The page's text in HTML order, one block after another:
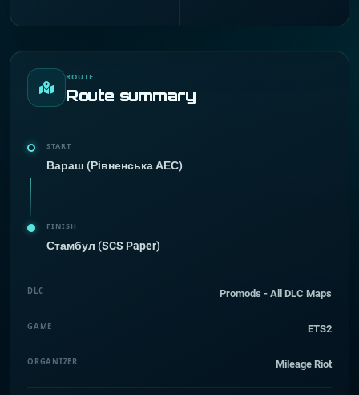
ROUTE
Route summary
START
Вараш (Рiвненська АЕС)
FINISH
Стамбул (SCS Paper)
DLC Promods - All DLC Maps
GAME ETS2
ORGANIZER Mileage Riot